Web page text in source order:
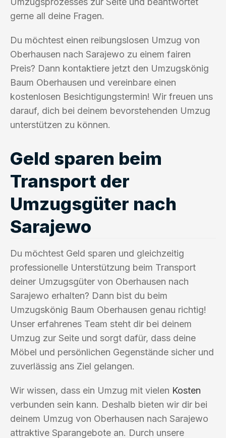
gerne all deine Fragen.
Du möchtest einen reibungslosen Umzug von
Oberhausen nach Sarajewo zu einem fairen
Preis? Dann kontaktiere jetzt den Umzugskönig
Baum Oberhausen und vereinbare einen
kostenlosen Besichtigungstermin! Wir freuen uns
darauf, dich bei deinem bevorstehenden Umzug
unterstützen zu können.
Geld sparen beim
Transport der
Umzugsgüter nach
Sarajewo
Du möchtest Geld sparen und gleichzeitig
professionelle Unterstützung beim Transport
deiner Umzugsgüter von Oberhausen nach
Sarajewo erhalten? Dann bist du beim
Umzugskönig Baum Oberhausen genau richtig!
Unser erfahrenes Team steht dir bei deinem
Umzug zur Seite und sorgt dafür, dass deine
Möbel und persönlichen Gegenstände sicher und
zuverlässig ans Ziel gelangen.
Wir wissen, dass ein Umzug mit vielen Kosten
verbunden sein kann. Deshalb bieten wir dir bei
deinem Umzug von Oberhausen nach Sarajewo
attraktive Sparangebote an. Durch unsere